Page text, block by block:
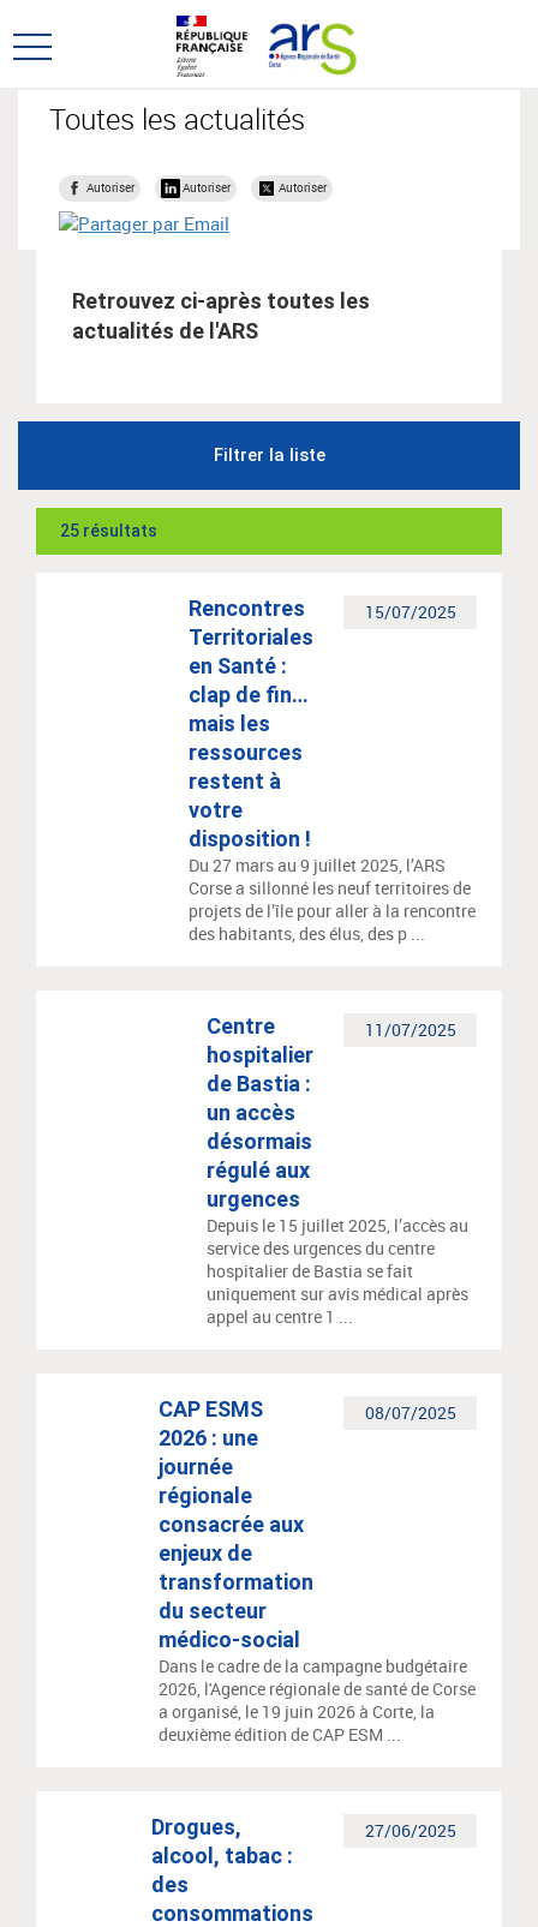
au
menu
au
contenu
Ouvrir
menu
principal
Toutes les actualités
Autoriser Autoriser Autoriser
Retrouvez ci-après toutes les
actualités de l'ARS
Filtrer la liste
25 résultats
15/07/2025
Rencontres
Territoriales
en Santé :
clap de fin…
mais les
ressources
restent à
votre
disposition !
Du 27 mars au 9 juillet 2025, l’ARS
Corse a sillonné les neuf territoires de
projets de l’île pour aller à la rencontre
des habitants, des élus, des p ...
11/07/2025
Centre
hospitalier
de Bastia :
un accès
désormais
régulé aux
urgences
Depuis le 15 juillet 2025, l’accès au
service des urgences du centre
hospitalier de Bastia se fait
uniquement sur avis médical après
appel au centre 1 ...
08/07/2025
CAP ESMS
2026 : une
journée
régionale
consacrée aux
enjeux de
transformation
du secteur
médico-social
Dans le cadre de la campagne budgétaire
2026, l'Agence régionale de santé de Corse
a organisé, le 19 juin 2026 à Corte, la
deuxième édition de CAP ESM ...
27/06/2025
Drogues,
alcool, tabac :
des
consommations